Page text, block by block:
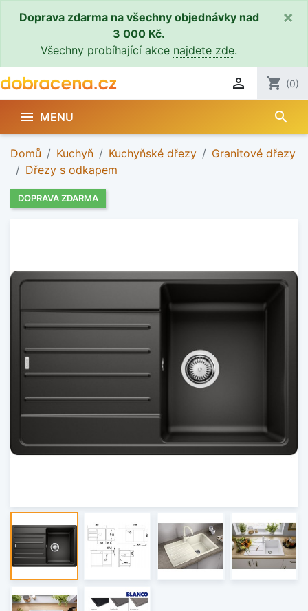
Doprava zdarma na všechny objednávky nad
3 000 Kč.
Všechny probíhající akce najdete zde.
×
 shopping_cart (0)
 MENU search
Domů Kuchyň Kuchyňské dřezy
Granitové dřezy
Dřezy s odkapem
DOPRAVA ZDARMA